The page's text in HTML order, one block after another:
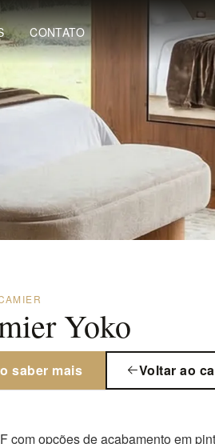
CONTATO
Yoko
saber mais Voltar ao
com opções de acabamento em